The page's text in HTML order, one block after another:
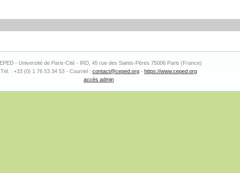
- Université de Paris-Cité - IRD, 45 rue des Saints-Pères 75006 Paris (France)
Tél. : +33 (0) 1 76 53 34 53 - Courriel : contact@ceped.org - https://www.ceped.org
accès admin